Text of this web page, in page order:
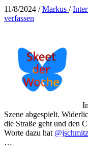
11/8/2024 /Markus /
verfassen
In
Szene abgespielt.
die Straße geht und den
Worte dazu hat
…